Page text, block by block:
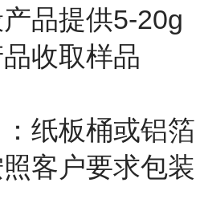
产品提供5-20g
收取样品
：纸板桶或铝箔
客户要求包装